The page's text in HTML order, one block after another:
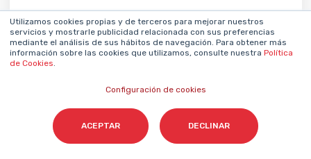
Utilizamos cookies propias y de terceros para mejorar nuestros
servicios y mostrarle publicidad relacionada con sus preferencias
mediante el análisis de sus hábitos de navegación. Para obtener más
información sobre las cookies que utilizamos, consulte nuestra Política
de Cookies.
Configuración de cookies
ACEPTAR DECLINAR
Share